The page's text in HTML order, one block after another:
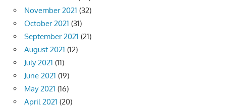
November 2021 (32)
October 2021 (31)
September 2021 (21)
August 2021 (12)
July 2021 (11)
June 2021 (19)
May 2021 (16)
April 2021 (20)